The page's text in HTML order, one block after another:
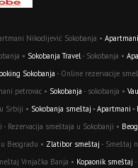
Nikodijević Sokobanja •
• Sokobanja Travel- Sokobanja •
Sokobanja - Online rezervacije
petrovac • Sokobanja - sokobanja •
Srbiji • Sokobanja smeštaj - Apartmani -
Rezervacija smeštaja u Sokobanji •
Beogradu • Zlatibor smeštaj - Smeštaj
Vrnjačka Banja • Kopaonik smeštaj